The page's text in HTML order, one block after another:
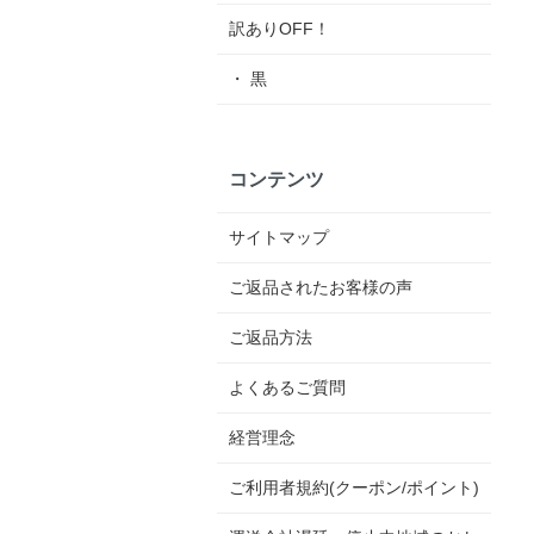
訳ありOFF！
・ 黒
コンテンツ
サイトマップ
ご返品されたお客様の声
ご返品方法
よくあるご質問
経営理念
ご利用者規約(クーポン/ポイント)